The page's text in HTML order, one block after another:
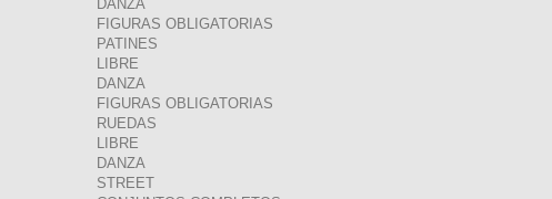
DANZA
FIGURAS OBLIGATORIAS
PATINES
LIBRE
DANZA
FIGURAS OBLIGATORIAS
RUEDAS
LIBRE
DANZA
STREET